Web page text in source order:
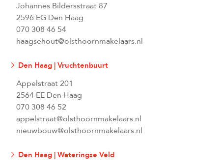
Johannes Bildersstraat 87
2596 EG Den Haag
070 308 46 54
haagsehout@olsthoornmakelaars.nl
Den Haag | Vruchtenbuurt
Appelstraat 201
2564 EE Den Haag
070 308 46 52
appelstraat@olsthoornmakelaars.nl
nieuwbouw@olsthoornmakelaars.nl
Den Haag | Wateringse Veld